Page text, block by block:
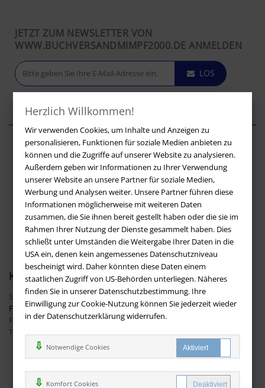
Herzlich Willkommen!
Wir verwenden Cookies, um Inhalte und Anzeigen zu
personalisieren, Funktionen für soziale Medien anbieten zu
können und die Zugriffe auf unserer Website zu analysieren.
Außerdem geben wir Informationen zu Ihrer Verwendung
unserer Website an unsere Partner für soziale Medien,
Werbung und Analysen weiter. Unsere Partner führen diese
Informationen möglicherweise mit weiteren Daten
zusammen, die Sie ihnen bereit gestellt haben oder die sie im
Rahmen Ihrer Nutzung der Dienste gesammelt haben. Dies
schließt unter Umständen die Weitergabe Ihrer Daten in die
USA ein, denen kein angemessenes Datenschutzniveau
bescheinigt wird. Daher könnten diese Daten einem
staatlichen Zugriff von US-Behörden unterliegen. Näheres
finden Sie in unserer Datenschutzbestimmung. Ihre
Einwilligung zur Cookie-Nutzung können Sie jederzeit wieder
in der Datenschutzerklärung widerrufen.
Notwendige Cookies
Komfort Cookies
JETZT ZUM NEWSLETTER VON
WWW.BUCHVERSANDMIMPF2000.DE ANMELDEN
LOS
Über buchversandmimpf2000.de
Impressum
Versandbedingungen
Widerruf
Batteriehinweis
AGB
Datenschutz
Kontakt
Sie haben Fragen?Hier finden Sie Antworten auf häufig gestellte
Fragen.
Fragen per E-Mail:info@buchversandmimpf2000.de
Telefon: +49 (0)9209 20 23 188
Ihre Vorteile bei uns
Sicherer Online Shop und Zahlung mit SSL-Verschlüsselung